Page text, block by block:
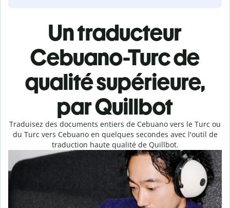
Un traducteur
Cebuano-Turc de
qualité supérieure,
par Quillbot
Traduisez des documents entiers de Cebuano vers le Turc ou
du Turc vers Cebuano en quelques secondes avec l'outil de
traduction haute qualité de Quillbot.